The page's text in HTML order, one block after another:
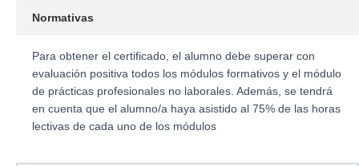
Normativas
Para obtener el certificado, el alumno debe superar con
evaluación positiva todos los módulos formativos y el módulo
de prácticas profesionales no laborales. Además, se tendrá
en cuenta que el alumno/a haya asistido al 75% de las horas
lectivas de cada uno de los módulos